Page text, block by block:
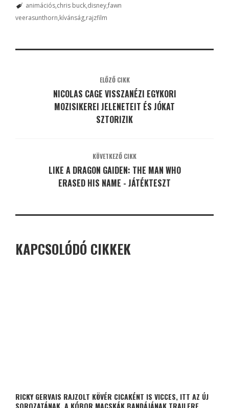
animációs chris buck disneyfawn
veerasunthorn kívánság rajzfilm
ELŐZŐ CIKK
NICOLAS CAGE VISSZANÉZI EGYKORI
MOZISIKEREI JELENETEIT ÉS JÓKAT
SZTORIZIK
KÖVETKEZŐ CIKK
LIKE A DRAGON GAIDEN: THE MAN WHO
ERASED HIS NAME - JÁTÉKTESZT
KAPCSOLÓDÓ CIKKEK
RICKY GERVAIS RAJZOLT KÖVÉR CICAKÉNT IS VICCES, ITT AZ ÚJ
SOROZATÁNAK, A KÓBOR MACSKÁK BANDÁJÁNAK TRAILERE